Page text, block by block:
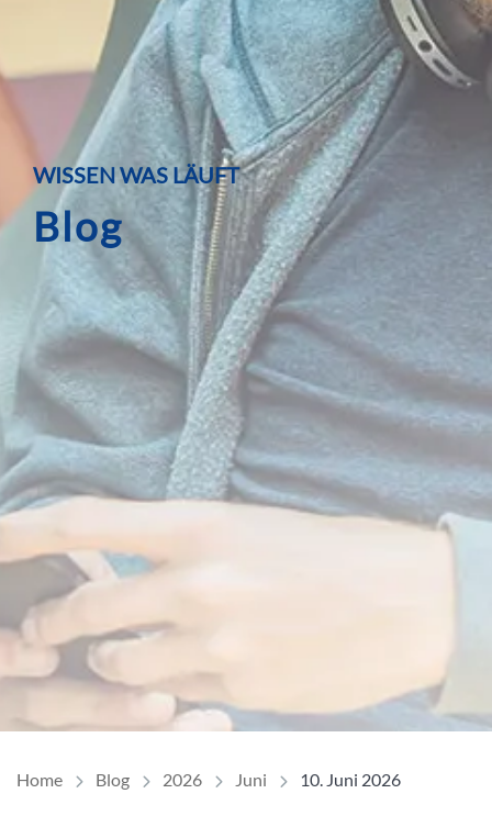
WISSEN WAS LÄUFT
Blog
Home Blog 2026 Juni 10. Juni 2026